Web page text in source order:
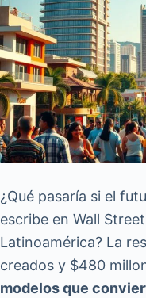
¿Qué pasaría si el
escribe en Wall
Latinoamérica? La
creados y $480
modelos que